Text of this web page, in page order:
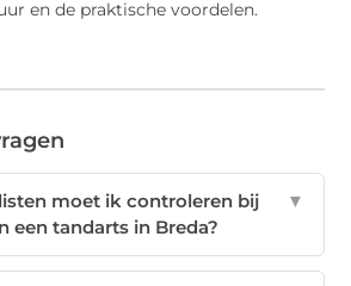
en de praktische voordelen.
moet ik controleren bij
een tandarts in Breda?
▼